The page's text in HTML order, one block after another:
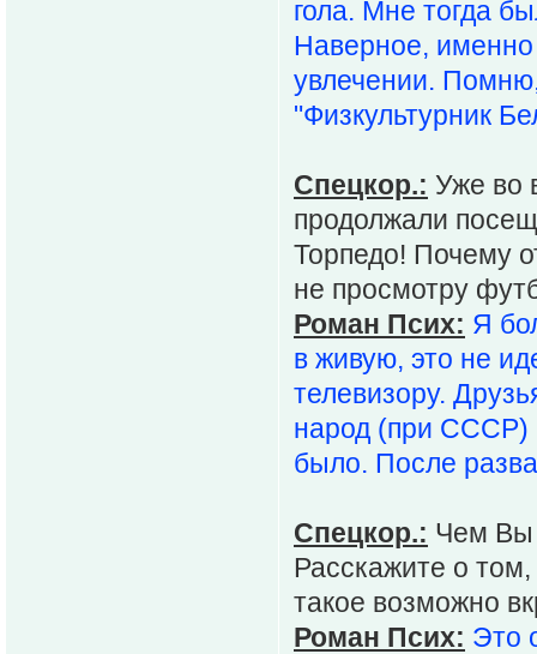
гола. Мне тогда
Наверное, именно
увлечении.
"Физкультурник
Спецкор.: Уже во
продолжали
Торпедо! Почему
не просмотру
Роман Псих: Я
в живую, это не
телевизору.
народ (при СССР)
было. После
Спецкор.: Чем Вы
Расскажите о
такое возможно
Роман Псих: Это